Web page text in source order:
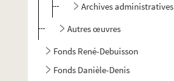
Archives administratives
Autres œuvres
Fonds René-Debuisson
Fonds Danièle-Denis